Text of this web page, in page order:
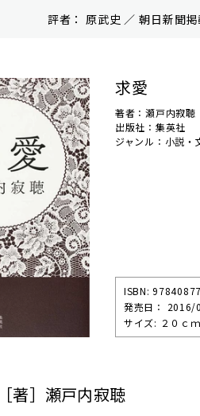
評者： 原武史 ／ 朝⽇新聞
求愛
著者：瀬戸内寂聴
出版社：集英社
ジャンル：小説・
ISBN:
発売⽇： 2016/
サイズ: ２０ｃ
］瀬戸内寂聴